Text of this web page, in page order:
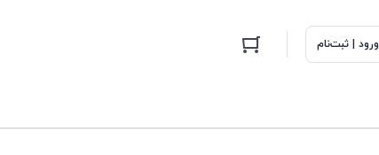
ورود | ثبت‌نام